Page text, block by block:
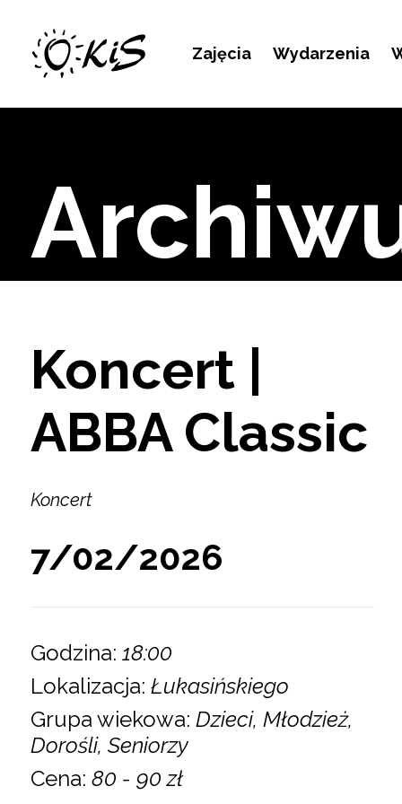
Zajęcia Wydarzenia
Kontakt
Koncert |
ABBA Classic
Koncert
7/02/2026
Godzina: 18:00
Lokalizacja: Łukasińskiego
Grupa wiekowa: Dzieci, Młodzież,
Dorośli, Seniorzy
Cena: 80 - 90 zł